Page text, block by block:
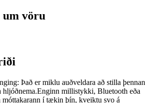
vöru
Það er miklu auðveldara að stilla þennan
hljóðnema.Enginn millistykki, Bluetooth eða
móttakarann ​​í tækin þín, kveiktu svo á